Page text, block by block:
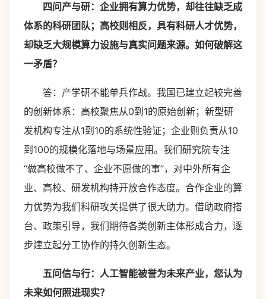
四问产与研：企业拥有算力优势，却往往缺乏成
体系的科研团队；高校则相反，具有科研人才优势，
却缺乏大规模算力设施与真实问题来源。如何破解这
一矛盾？
答：产学研不能单兵作战。我国已建立起较完善
的创新体系：高校聚焦从0到1的原始创新；新型研
发机构专注从1到10的系统性验证；企业则负责从10
到100的规模化落地与场景应用。我们研究院专注
“做高校做不了、企业不愿做的事”，对中外所有企
业、高校、研发机构持开放合作态度。合作企业的算
力优势为我们科研攻关提供了很大助力。借助政府搭
台、政策引导，我们期待各类创新主体形成合力，逐
步建立起分工协作的持久创新生态。
五问信与行：人工智能被誉为未来产业，您认为
未来如何照进现实？